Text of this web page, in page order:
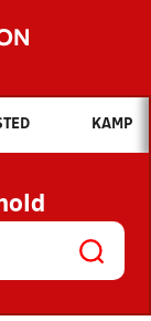
du søge efter?
NYHEDER
OG
KAMP